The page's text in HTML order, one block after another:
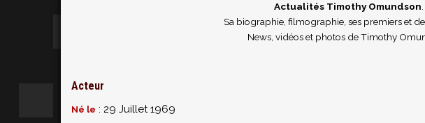
Actualités Timothy Omundson
Sa biographie, filmographie, ses premiers et
News, vidéos et photos de Timothy
Acteur
Né le : 29 Juillet 1969